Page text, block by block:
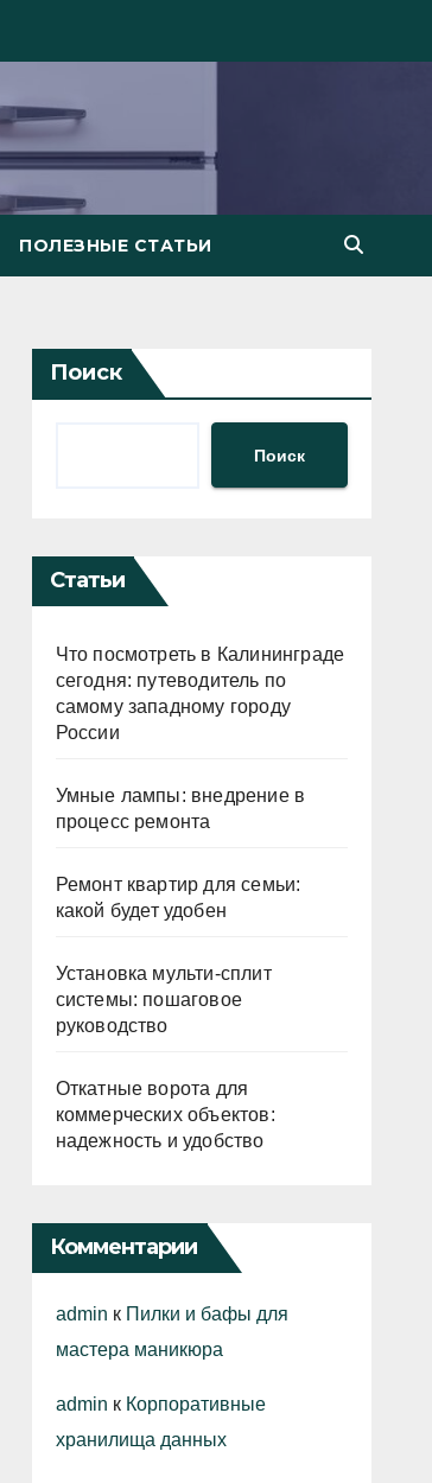
ПОЛЕЗНЫЕ СТАТЬИ
Поиск
Поиск
Статьи
Что посмотреть в Калининграде
сегодня: путеводитель по
самому западному городу
России
Умные лампы: внедрение в
процесс ремонта
Ремонт квартир для семьи:
какой будет удобен
Установка мульти-сплит
системы: пошаговое
руководство
Откатные ворота для
коммерческих объектов:
надежность и удобство
Комментарии
admin к Пилки и бафы для
мастера маникюра
admin к Корпоративные
хранилища данных